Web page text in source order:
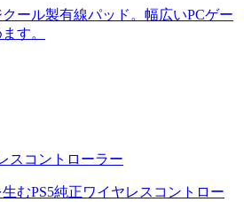
ール製有線パッド。幅広いPCゲー
す。
スコントローラー
むPS5純正ワイヤレスコントロー